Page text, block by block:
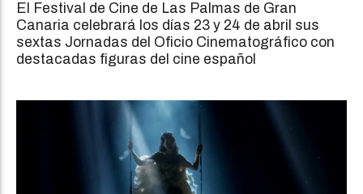
El Festival de Cine de Las Palmas de Gran
Canaria celebrará los días 23 y 24 de abril sus
sextas Jornadas del Oficio Cinematográfico con
destacadas figuras del cine español